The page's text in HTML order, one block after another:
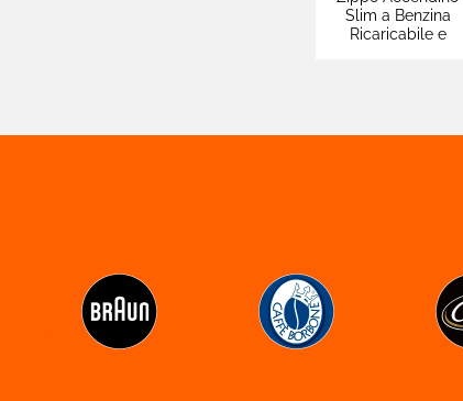
Slim a Benzina
Ricaricabile e